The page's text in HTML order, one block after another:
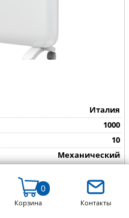
Италия
1000
10
Механический
Купить в 1 клик
Корзина
0
Контакты